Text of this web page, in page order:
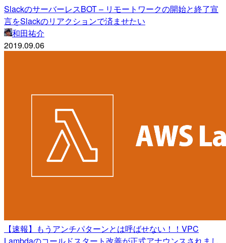
SlackのサーバーレスBOT – リモートワークの開始と終了宣
言をSlackのリアクションで済ませたい
和田祐介
2019.09.06
【速報】もうアンチパターンとは呼ばせない！！VPC
Lambdaのコールドスタート改善が正式アナウンスされまし